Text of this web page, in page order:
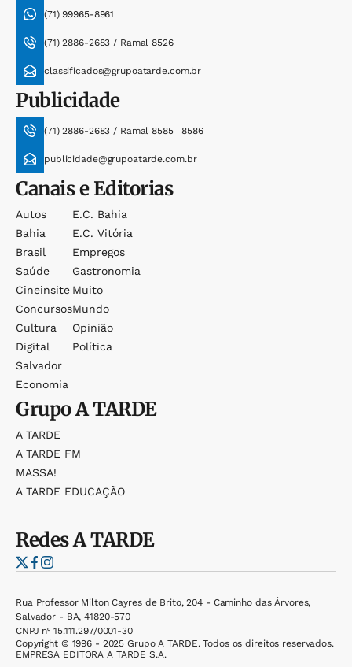
(71) 99965-8961
(71) 2886-2683 / Ramal 8526
classificados@grupoatarde.com.br
Publicidade
(71) 2886-2683 / Ramal 8585 | 8586
publicidade@grupoatarde.com.br
Canais e Editorias
Autos
Bahia
Brasil
Saúde
Cineinsite
Concursos
Cultura
Digital
Salvador
Economia
E.c. Bahia
E.c. Vitória
Empregos
Gastronomia
Muito
Mundo
Opinião
Política
GrupoA TARDE
A TARDE
A TARDE FM
MASSA!
A TARDE EDUCAÇÃO
RedesA TARDE
Rua Professor Milton Cayres de Brito, 204 - Caminho das Árvores,
Salvador - BA, 41820-570
CNPJ nº 15.111.297/0001-30
Copyright © 1996 - 2025 Grupo A TARDE. Todos os direitos reservados.
EMPRESA EDITORA A TARDE S.A.